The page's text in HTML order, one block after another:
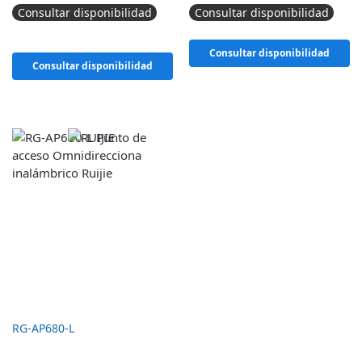
Consultar disponibilidad
Consultar disponibilidad
Consultar disponibilidad
Consultar disponibilidad
RG-AP680-L